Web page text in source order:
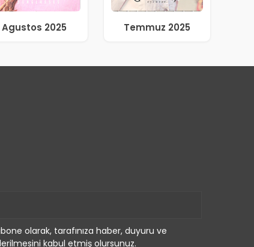
Agustos 2025 Temmuz 2025
olarak, tarafınıza haber, duyuru ve
kabul etmiş olursunuz.